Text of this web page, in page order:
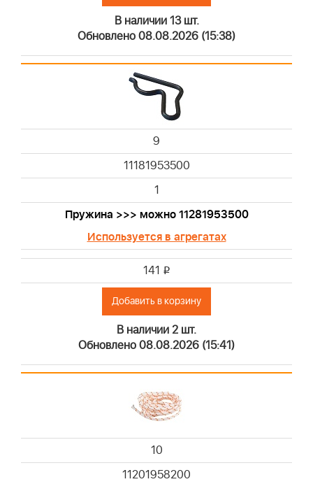
В наличии 13 шт.
Обновлено 08.08.2026 (15:38)
9
11181953500
1
Пружина >>> можно 11281953500
Используется в агрегатах
141 i
Добавить в корзину
В наличии 2 шт.
Обновлено 08.08.2026 (15:41)
10
11201958200